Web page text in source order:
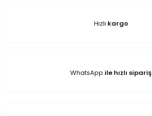
Hızlı kargo
WhatsApp ile hızlı sipariş